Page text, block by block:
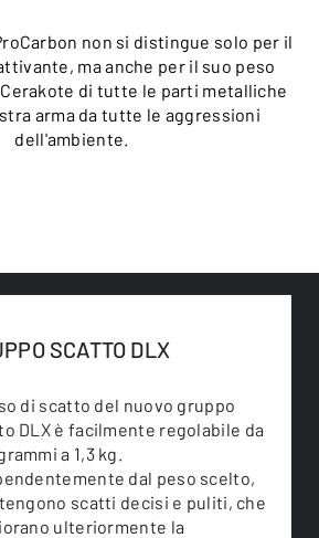
non si distingue solo per il
ma anche per il suo peso
di tutte le parti metalliche
arma da tutte le aggressioni
dell'ambiente.
SCATTO DLX
di scatto del nuovo gruppo
DLX è facilmente regolabile da
a 1,3 kg.
dal peso scelto,
scatti decisi e puliti, che
ulteriormente la